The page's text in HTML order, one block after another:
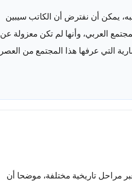
يمكن أن نفترض أن الكاتب سيبين
العربي، وأنها لم تكن معزولة عن
التي عرفها هذا المجتمع من العصر
مراحل تاريخية مختلفة، موضحا أن